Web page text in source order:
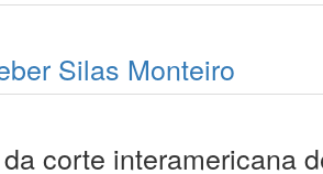
Silas Monteiro
corte interamericana